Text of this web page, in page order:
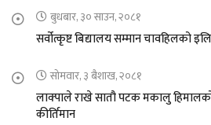
बुधबार, ३० साउन, २०८१
सर्वोत्कृष्ट बिद्यालय सम्मान चावहिलको
सोमवार, ३ बैशाख, २०८१
लाक्पाले राखे सातौ पटक मकालु
कीर्तिमान